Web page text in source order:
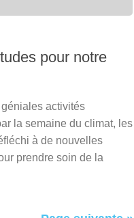
pour notre
activités
la semaine du climat, les
à de nouvelles
prendre soin de la